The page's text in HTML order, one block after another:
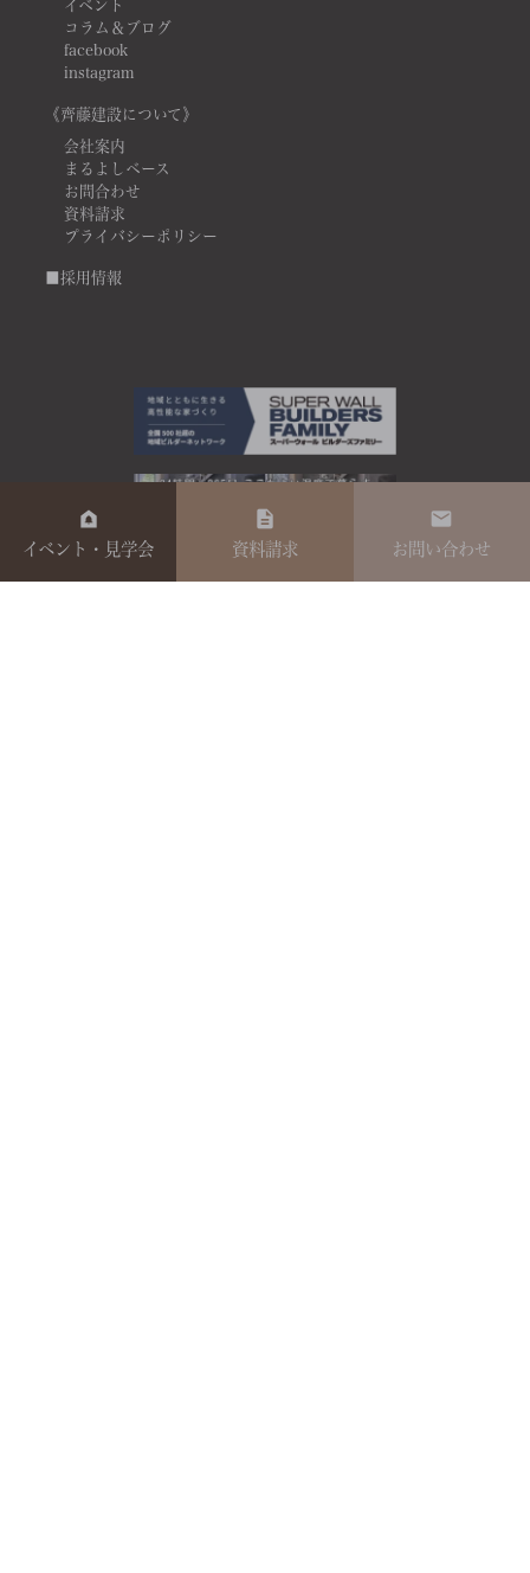
イベント
コラム＆ブログ
facebook
instagram
《齊藤建設について》
会社案内
まるよしベース
お問合わせ
資料請求
プライバシーポリシー
■採用情報
イベント・見学会 資料請求 お問い合わせ